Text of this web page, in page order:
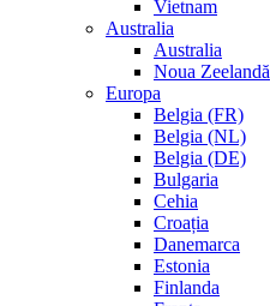
Vietnam
Australia
Australia
Noua Zeelandă
Europa
Belgia (FR)
Belgia (NL)
Belgia (DE)
Bulgaria
Cehia
Croația
Danemarca
Estonia
Finlanda